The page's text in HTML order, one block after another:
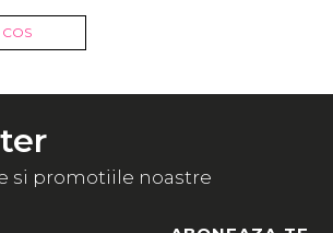
si promotiile noastre